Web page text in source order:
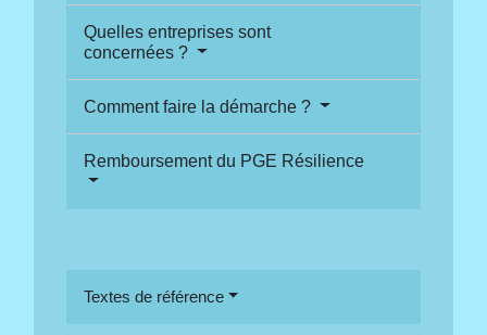
Quelles entreprises sont
concernées ?
Comment faire la démarche ?
Remboursement du PGE Résilience
Textes de référence